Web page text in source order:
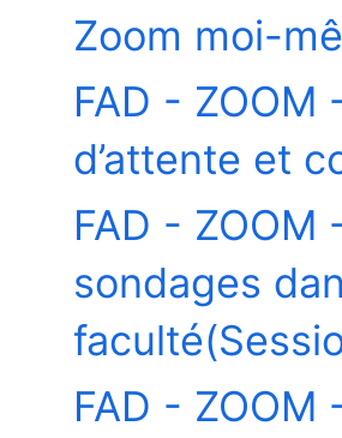
Zoom moi-
FAD -
d’attente et
FAD -
sondages
FAD -